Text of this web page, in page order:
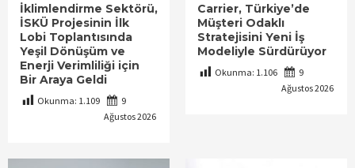
İklimlendirme Sektörü,
İSKÜ Projesinin İlk
Lobi Toplantısında
Yeşil Dönüşüm ve
Enerji Verimliliği için
Bir Araya Geldi
Okunma: 1.109
9
Ağustos 2026
Carrier, Türkiye’de
Müşteri Odaklı
Stratejisini Yeni İş
Modeliyle Sürdürüyor
Okunma: 1.106
9
Ağustos 2026